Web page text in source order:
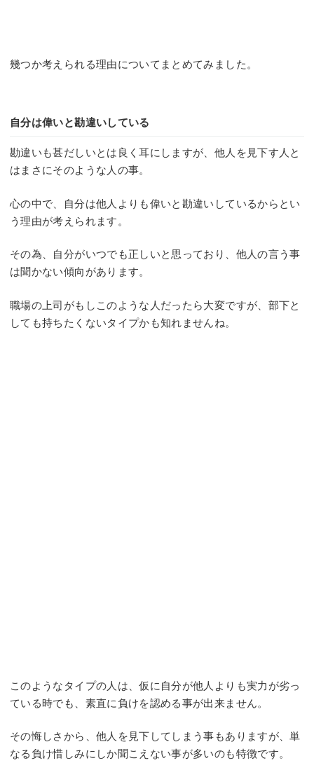
幾つか考えられる理由についてまとめてみました。
自分は偉いと勘違いしている
勘違いも甚だしいとは良く耳にしますが、他人を見下す人と
はまさにそのような人の事。
心の中で、自分は他人よりも偉いと勘違いしているからとい
う理由が考えられます。
その為、自分がいつでも正しいと思っており、他人の言う事
は聞かない傾向があります。
職場の上司がもしこのような人だったら大変ですが、部下と
しても持ちたくないタイプかも知れませんね。
このようなタイプの人は、仮に自分が他人よりも実力が劣っ
ている時でも、素直に負けを認める事が出来ません。
その悔しさから、他人を見下してしまう事もありますが、単
なる負け惜しみにしか聞こえない事が多いのも特徴です。